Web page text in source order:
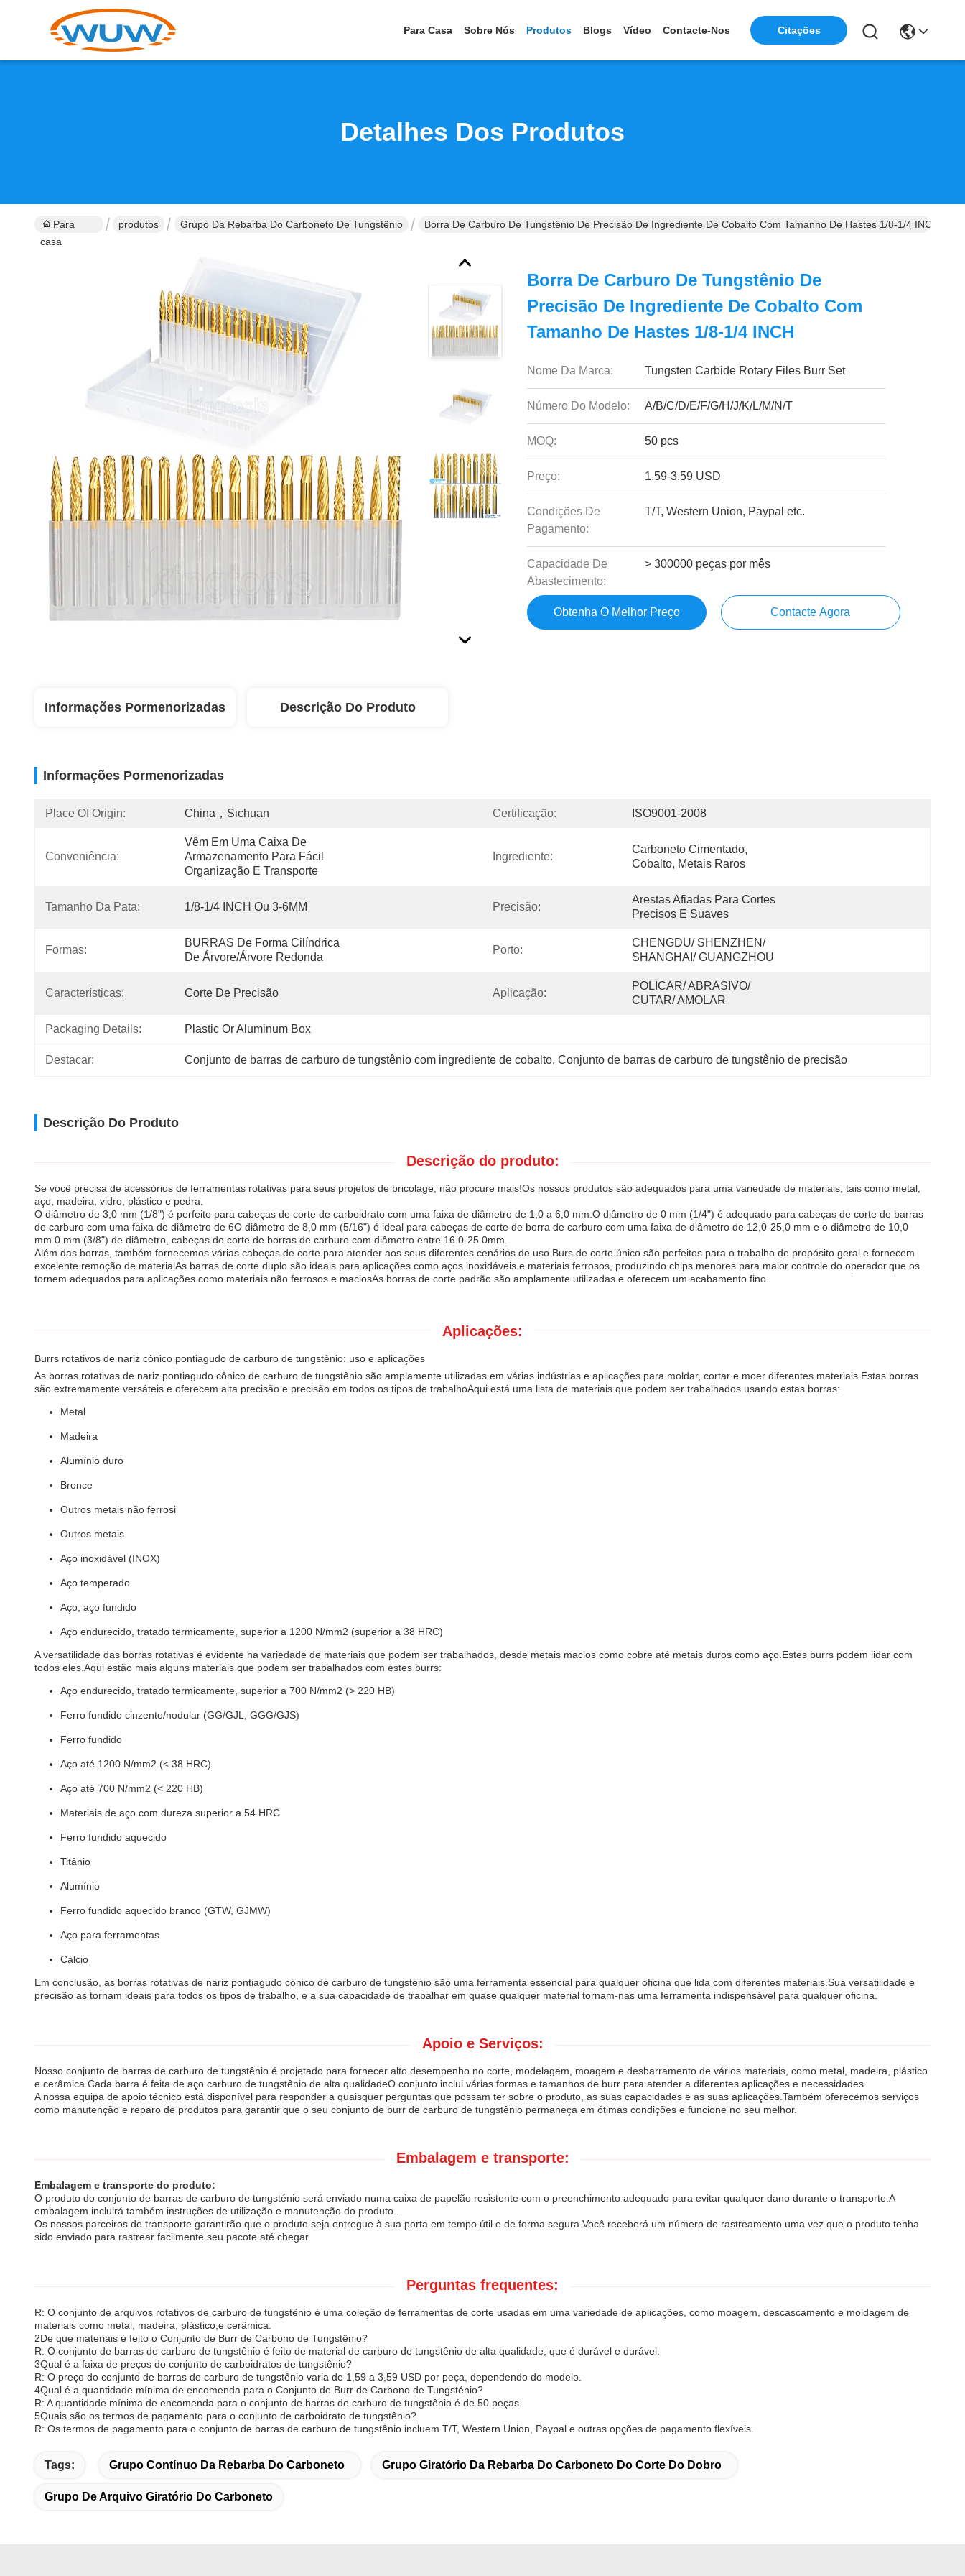
Para Casa Sobre Nós Produtos Blogs Vídeo Contacte-Nos Citações
Detalhes Dos Produtos
Para
casa
produtos Grupo Da Rebarba Do Carboneto De Tungstênio Borra De Carburo De Tungstênio De Precisão De Ingrediente De Cobalto Com Tamanho De Hastes 1/8-1/4 INCH
Borra De Carburo De Tungstênio De
Precisão De Ingrediente De Cobalto Com
Tamanho De Hastes 1/8-1/4 INCH
Nome Da Marca: Tungsten Carbide Rotary Files Burr Set
Número Do Modelo: A/B/C/D/E/F/G/H/J/K/L/M/N/T
MOQ: 50 pcs
Preço: 1.59-3.59 USD
Condições De
Pagamento:
T/T, Western Union, Paypal etc.
Capacidade De
Abastecimento:
> 300000 peças por mês
Obtenha O Melhor Preço Contacte Agora
Informações Pormenorizadas Descrição Do Produto
Informações Pormenorizadas
Place Of Origin: China，Sichuan Certificação: ISO9001-2008
Conveniência:
Vêm Em Uma Caixa De
Armazenamento Para Fácil
Organização E Transporte
Ingrediente:
Carboneto Cimentado,
Cobalto, Metais Raros
Tamanho Da Pata: 1/8-1/4 INCH Ou 3-6MM Precisão:
Arestas Afiadas Para Cortes
Precisos E Suaves
Formas:
BURRAS De Forma Cilíndrica
De Árvore/árvore Redonda
Porto:
CHENGDU/ SHENZHEN/
SHANGHAI/ GUANGZHOU
Características: Corte De Precisão Aplicação:
POLICAR/ ABRASIVO/
CUTAR/ AMOLAR
Packaging Details: Plastic Or Aluminum Box
Destacar: Conjunto de barras de carburo de tungstênio com ingrediente de cobalto, Conjunto de barras de carburo de tungstênio de precisão
Descrição Do Produto
Descrição do produto:
Se você precisa de acessórios de ferramentas rotativas para seus projetos de bricolage, não procure mais!Os nossos produtos são adequados para uma variedade de materiais, tais como metal,
aço, madeira, vidro, plástico e pedra.
O diâmetro de 3,0 mm (1/8") é perfeito para cabeças de corte de carboidrato com uma faixa de diâmetro de 1,0 a 6,0 mm.O diâmetro de 0 mm (1/4") é adequado para cabeças de corte de barras
de carburo com uma faixa de diâmetro de 6O diâmetro de 8,0 mm (5/16") é ideal para cabeças de corte de borra de carburo com uma faixa de diâmetro de 12,0-25,0 mm e o diâmetro de 10,0
mm.0 mm (3/8") de diâmetro, cabeças de corte de borras de carburo com diâmetro entre 16.0-25.0mm.
Além das borras, também fornecemos várias cabeças de corte para atender aos seus diferentes cenários de uso.Burs de corte único são perfeitos para o trabalho de propósito geral e fornecem
excelente remoção de materialAs barras de corte duplo são ideais para aplicações como aços inoxidáveis e materiais ferrosos, produzindo chips menores para maior controle do operador.que os
tornem adequados para aplicações como materiais não ferrosos e maciosAs borras de corte padrão são amplamente utilizadas e oferecem um acabamento fino.
Aplicações:
Burrs rotativos de nariz cônico pontiagudo de carburo de tungstênio: uso e aplicações
As borras rotativas de nariz pontiagudo cônico de carburo de tungstênio são amplamente utilizadas em várias indústrias e aplicações para moldar, cortar e moer diferentes materiais.Estas borras
são extremamente versáteis e oferecem alta precisão e precisão em todos os tipos de trabalhoAqui está uma lista de materiais que podem ser trabalhados usando estas borras:
Metal
Madeira
Alumínio duro
Bronce
Outros metais não ferrosi
Outros metais
Aço inoxidável (INOX)
Aço temperado
Aço, aço fundido
Aço endurecido, tratado termicamente, superior a 1200 N/mm2 (superior a 38 HRC)
A versatilidade das borras rotativas é evidente na variedade de materiais que podem ser trabalhados, desde metais macios como cobre até metais duros como aço.Estes burrs podem lidar com
todos eles.Aqui estão mais alguns materiais que podem ser trabalhados com estes burrs:
Aço endurecido, tratado termicamente, superior a 700 N/mm2 (> 220 HB)
Ferro fundido cinzento/nodular (GG/GJL, GGG/GJS)
Ferro fundido
Aço até 1200 N/mm2 (< 38 HRC)
Aço até 700 N/mm2 (< 220 HB)
Materiais de aço com dureza superior a 54 HRC
Ferro fundido aquecido
Titânio
Alumínio
Ferro fundido aquecido branco (GTW, GJMW)
Aço para ferramentas
Cálcio
Em conclusão, as borras rotativas de nariz pontiagudo cônico de carburo de tungstênio são uma ferramenta essencial para qualquer oficina que lida com diferentes materiais.Sua versatilidade e
precisão as tornam ideais para todos os tipos de trabalho, e a sua capacidade de trabalhar em quase qualquer material tornam-nas uma ferramenta indispensável para qualquer oficina.
Apoio e Serviços:
Nosso conjunto de barras de carburo de tungstênio é projetado para fornecer alto desempenho no corte, modelagem, moagem e desbarramento de vários materiais, como metal, madeira, plástico
e cerâmica.Cada barra é feita de aço carburo de tungstênio de alta qualidadeO conjunto inclui várias formas e tamanhos de burr para atender a diferentes aplicações e necessidades.
A nossa equipa de apoio técnico está disponível para responder a quaisquer perguntas que possam ter sobre o produto, as suas capacidades e as suas aplicações.Também oferecemos serviços
como manutenção e reparo de produtos para garantir que o seu conjunto de burr de carburo de tungstênio permaneça em ótimas condições e funcione no seu melhor.
Embalagem e transporte:
Embalagem e transporte do produto:
O produto do conjunto de barras de carburo de tungsténio será enviado numa caixa de papelão resistente com o preenchimento adequado para evitar qualquer dano durante o transporte.A
embalagem incluirá também instruções de utilização e manutenção do produto..
Os nossos parceiros de transporte garantirão que o produto seja entregue à sua porta em tempo útil e de forma segura.Você receberá um número de rastreamento uma vez que o produto tenha
sido enviado para rastrear facilmente seu pacote até chegar.
Perguntas frequentes:
R: O conjunto de arquivos rotativos de carburo de tungstênio é uma coleção de ferramentas de corte usadas em uma variedade de aplicações, como moagem, descascamento e moldagem de
materiais como metal, madeira, plástico,e cerâmica.
2De que materiais é feito o Conjunto de Burr de Carbono de Tungstênio?
R: O conjunto de barras de carburo de tungstênio é feito de material de carburo de tungstênio de alta qualidade, que é durável e durável.
3Qual é a faixa de preços do conjunto de carboidratos de tungstênio?
R: O preço do conjunto de barras de carburo de tungstênio varia de 1,59 a 3,59 USD por peça, dependendo do modelo.
4Qual é a quantidade mínima de encomenda para o Conjunto de Burr de Carbono de Tungsténio?
R: A quantidade mínima de encomenda para o conjunto de barras de carburo de tungstênio é de 50 peças.
5Quais são os termos de pagamento para o conjunto de carboidrato de tungstênio?
R: Os termos de pagamento para o conjunto de barras de carburo de tungstênio incluem T/T, Western Union, Paypal e outras opções de pagamento flexíveis.
Tags: Grupo Contínuo Da Rebarba Do Carboneto Grupo Giratório Da Rebarba Do Carboneto Do Corte Do Dobro
Grupo De Arquivo Giratório Do Carboneto